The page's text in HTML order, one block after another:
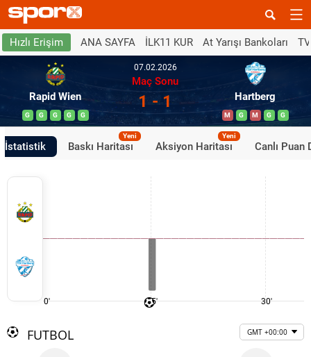
Hızlı Erişim ANA SAYFA İLK11 KUR At Yarışı Bankoları
Rapid Wien
G G G G G
07.02.2026
Maç Sonu
1 - 1 Hartberg
M G M G G
İstatistik Baskı Haritası
Yeni
Aksiyon Haritası
Yeni
Canlı Puan
0' 15' 30'
FUTBOL GMT +00:00